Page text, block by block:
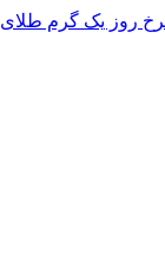
روز یک گرم طلای 18 عیار: